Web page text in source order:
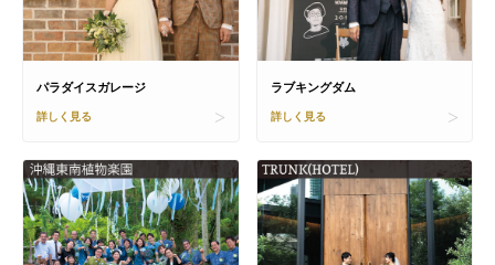
パラダイスガレージ
詳しく見る
ラブキングダム
詳しく見る